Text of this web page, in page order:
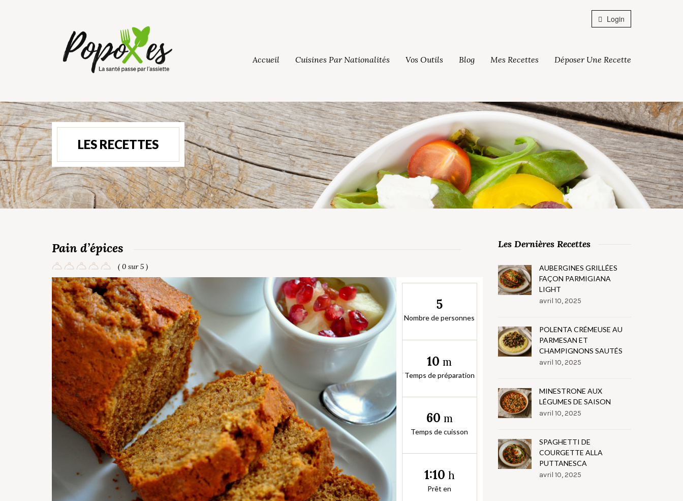
Login
Accueil Cuisines Par Nationalités Vos Outils Blog Mes Recettes Déposer Une Recette
LES RECETTES
Pain d’épices
( 0 sur 5 )
5
Nombre de personnes
10m
Temps de préparation
60 m
Temps de cuisson
1:10 h
Prêt en
Les Dernières Recettes
AUBERGINES GRILLÉES
FAÇON PARMIGIANA
LIGHT
avril 10, 2025
POLENTA CRÉMEUSE AU
PARMESAN ET
CHAMPIGNONS SAUTÉS
avril 10, 2025
MINESTRONE AUX
LÉGUMES DE SAISON
avril 10, 2025
SPAGHETTI DE
COURGETTE ALLA
PUTTANESCA
avril 10, 2025